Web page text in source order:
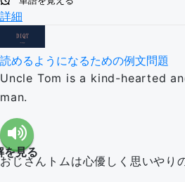
詳細
読めるようになるための例文問題
Uncle Tom is a kind-hearted
man.
を見る
おじさんトムは心優しく思いやり